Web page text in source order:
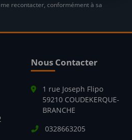
recontacter, conformément à sa
Nous Contacter
1 rue Joseph Flipo
59210 COUDEKERQUE-
BRANCHE
0328663205